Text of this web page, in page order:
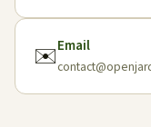
✉️Email